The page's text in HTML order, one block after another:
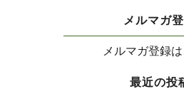
メルマガ
メルマガ登録
最近の投